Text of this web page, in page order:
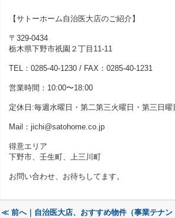
【サトーホーム自治医大店のご紹介】
〒329-0434
栃木県下野市祇園２丁目11-11
TEL：0285-40-1230 / FAX：0285-40-1231
営業時間：10:00〜18:00
定休日:毎週水曜日・第二第三火曜日・第三日曜
Mail：jichi@satohome.co.jp
得意エリア
下野市、壬生町、上三川町
お問い合わせ、お待ちしてます。
≪ 前へ｜自治医大店、おすすめ物件（事業テナン